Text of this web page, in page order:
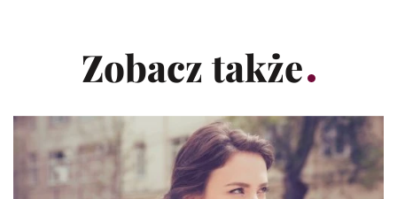
Zobacz także